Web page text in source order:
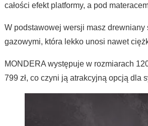
całości efekt platformy, a pod
W podstawowej wersji masz drewniany
gazowymi, która lekko unosi nawet
MONDERA występuje w rozmiarach
799 zł, co czyni ją atrakcyjną opcją dla